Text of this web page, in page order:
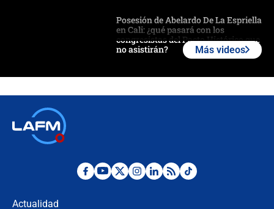
Posesión de Abelardo De La Espriella
en Cali: ¿qué pasará con los
congresistas del Pacto Histórico que
no asistirán?
¿Por qué De la Espriella gobernará
Más videos
Actualidad